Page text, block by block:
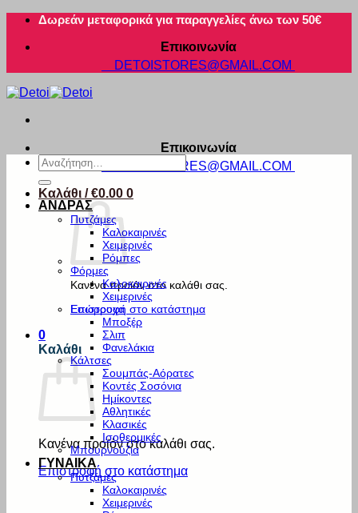
Μετάβαση
περιεχόμενο
Δωρεάν μεταφορικά για παραγγελίες άνω των 50€
Επικοινωνία
DETOISTORES@GMAIL.COM
Επικοινωνία
DETOISTORES@GMAIL.COM
Καλάθι /€0.00 0
Κανένα προϊόν στο καλάθι σας.
Επιστροφή στο κατάστημα
0
Καλάθι
Κανένα προϊόν στο καλάθι σας.
Επιστροφή στο κατάστημα
Αναζήτηση
για:
ΑΝΔΡΑΣ
Πυτζάμες
Καλοκαιρινές
Χειμερινές
Ρόμπες
Φόρμες
Καλοκαιρινές
Χειμερινές
Εσώρουχα
Μποξέρ
Σλιπ
Φανελάκια
Κάλτσες
Σουμπάς-Αόρατες
Κοντές Σοσόνια
Ημίκοντες
Αθλητικές
Κλασικές
Ισοθερμικές
Μπουρνούζια
ΓΥΝΑΙΚΑ
Πυτζάμες
Καλοκαιρινές
Χειμερινές